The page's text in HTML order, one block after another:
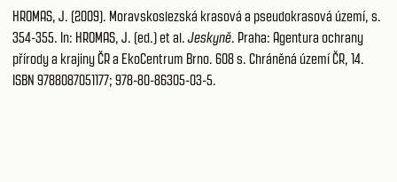
HROMAS, J. (2009). Moravskoslezská krasová a pseudokrasová území, s.
354-355. In: HROMAS, J. (ed.) et al.Jeskyně. Praha: Agentura ochrany
přírody a krajiny ČR a EkoCentrum Brno. 608 s. Chráněná území ČR, 14.
ISBN 9788087051177; 978-80-86305-03-5.